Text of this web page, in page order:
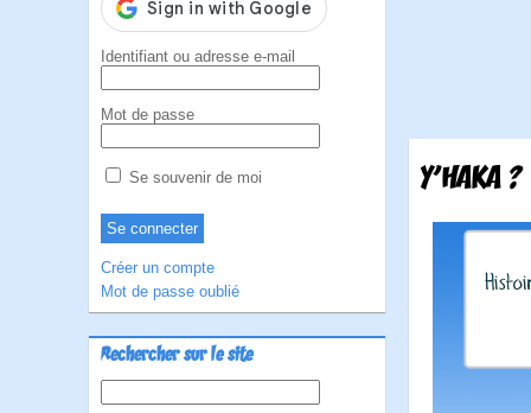
Identifiant ou adresse e-mail
Mot de passe
Se souvenir de moi
Créer un compte
Mot de passe oublié
Rechercher sur le site
Y'HAKA ?